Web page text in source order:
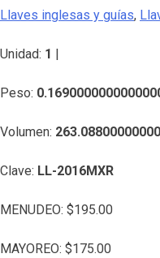
Llaves inglesas y guías,
Unidad: 1 |
Peso:
Volumen:
Clave: LL-2016MXR
MENUDEO: $195.00
MAYOREO: $175.00